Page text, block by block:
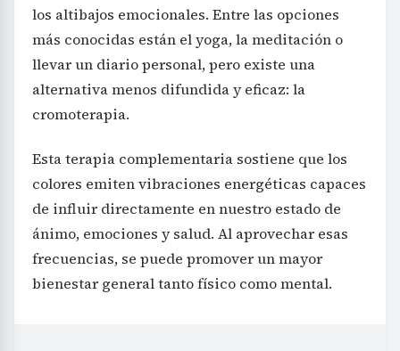
los altibajos emocionales. Entre las opciones
más conocidas están el yoga, la meditación o
llevar un diario personal, pero existe una
alternativa menos difundida y eficaz: la
cromoterapia.
Esta terapia complementaria sostiene que los
colores emiten vibraciones energéticas capaces
de influir directamente en nuestro estado de
ánimo, emociones y salud. Al aprovechar esas
frecuencias, se puede promover un mayor
bienestar general tanto físico como mental.